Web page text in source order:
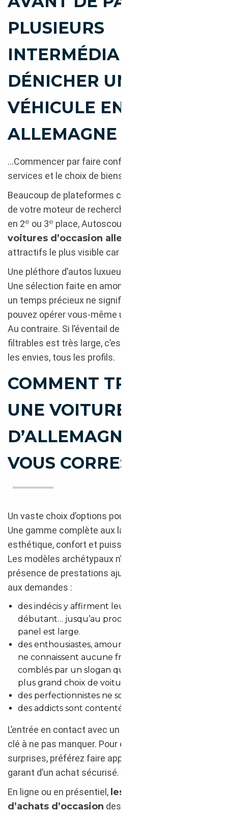
PLUSIEURS
INTERMÉDIAIRES POUR
DÉNICHER UN
VÉHICULE EN
ALLEMAGNE
…Commencer par faire confiance dans la qualité de
services et le choix de biens vendus en ligne.
Beaucoup de plateformes coexistent en 1
de votre moteur de recherche habituel… Positionné
en 2e ou 3e place, Autoscout24 est le répertoire de
voitures d’occasion allemandes
attractifs le plus visible car le plus populaire.
Une pléthore d’autos luxueuses abordables défilent.
Une sélection faite en amont qui vous fait gagner
un temps précieux ne signifie pas que vous ne
pouvez opérer vous-même un choix libre et éclairé.
Au contraire. Si l’éventail de modèles et d’options
filtrables est très large, c’est pour convenir à toutes
les envies, tous les profils.
COMMENT TROUVER
UNE VOITURE VENUE
D’ALLEMAGNE QUI
VOUS CORRESPOND ?
Un vaste choix d’options pour une élue compacte ?
Une gamme complète aux largesses infinies mêlant
esthétique, confort et puissance. Tout est possible.
Les modèles archétypaux n’empêchent pas la
présence de prestations ajustées pour répondre
aux demandes :
des indécis y affirment leur avis d’acheteur
débutant… jusqu’au prochain achat ; tant le
panel est large.
des enthousiastes, amoureux du luxe à petits prix
ne connaissent aucune frustration : ils sont
comblés par un slogan qui tient ses promesses : le
plus grand choix de voitures d’occasion d’A.
des perfectionnistes ne sont jamais déçus.
des addicts sont contentés au quotidien.
L’entrée en contact avec un vendeur est une étape-
clé à ne pas manquer. Pour éviter les mauvaises
surprises, préférez faire appel à un professionnel ;
garant d’un achat sécurisé.
En ligne ou en présentiel, les plateformes
d’achats d’occasion des plus grands